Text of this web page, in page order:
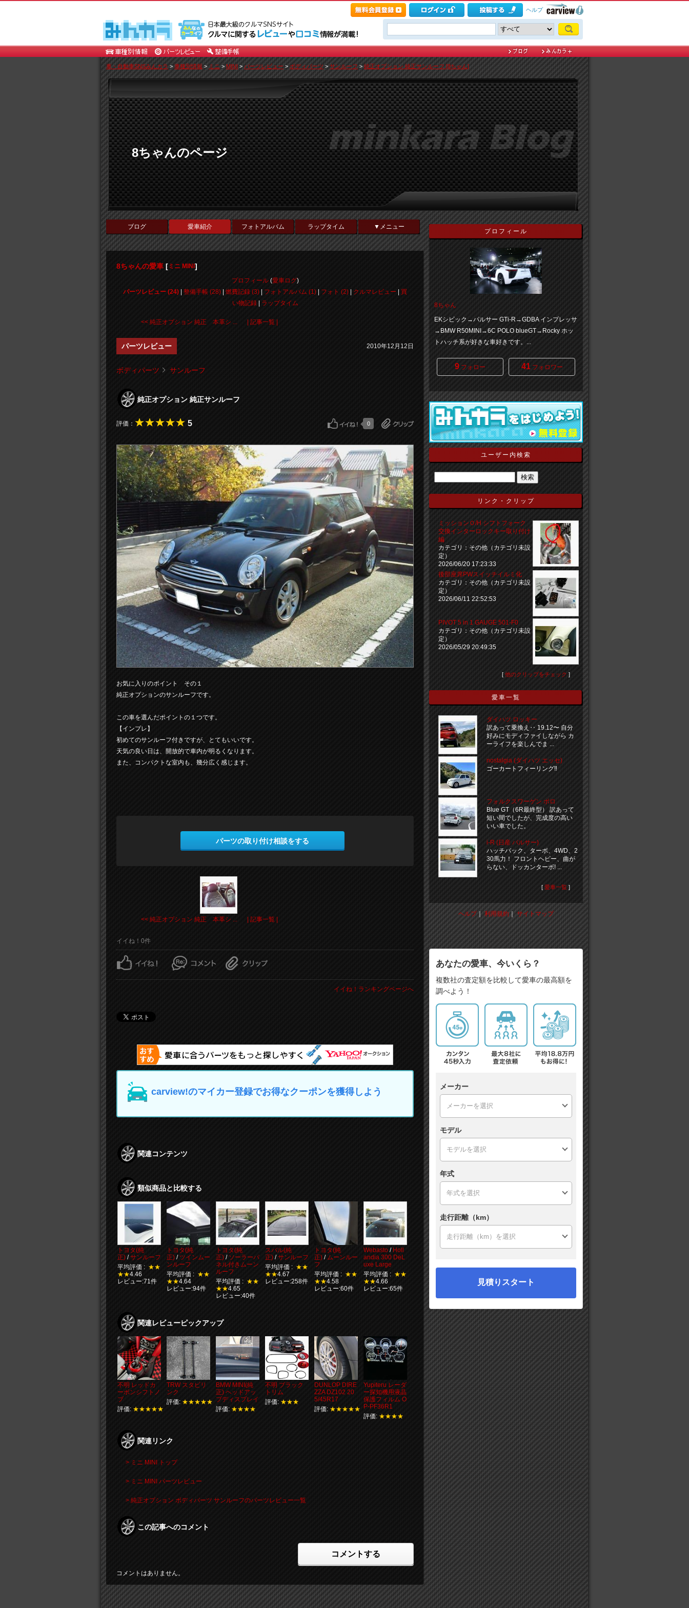
ヘルプ
車・自動車SNSみんカラ>車種別情報> ミニ>MINI>パーツレビュー>ボディパーツ>サンルーフ>純正オプション 純正サンルーフ [8ちゃん]
8ちゃんのページ
ブログ 愛車紹介 フォトアルバム ラップタイム ▼メニュー
8ちゃんの愛車 [ ミニ MINI ]
プロフィール(愛車ログ)
パーツレビュー (24)
整備手帳 (28) 燃費記録 (3) フォトアルバム (1) フォト (2) クルマレビュー
買
い物記録| ラップタイム
<< 純正オプション 純正 本革シ ... | 記事一覧 |
パーツレビュー 2010年12月12日
ボディパーツ サンルーフ
純正オプション 純正サンルーフ
評価： 5 0
お気に入りのポイント その１
純正オプションのサンルーフです。
この車を選んだポイントの１つです。
【インプレ】
初めてのサンルーフ付きですが、とてもいいです。
天気の良い日は、開放的で車内が明るくなります。
また、コンパクトな室内も、幾分広く感じます。
パーツの取り付け相談をする
<< 純正オプション 純正 本革シ ... | 記事一覧 |
イイね！0件
イイね！ランキングページへ
carview!のマイカー登録でお得なクーポンを獲得しよう
関連コンテンツ
類似商品と比較する
トヨタ(純
正) /サンルーフ
平均評価 : ★★
★★4.46
レビュー:71件
トヨタ(純
正) / ツインムー
ンルーフ
平均評価 : ★★
★★4.64
レビュー:94件
トヨタ(純
正) / ソーラーパ
ネル付きムーン
ルーフ
平均評価 : ★★
★★4.65
レビュー:40件
スバル(純
正) /サンルーフ
平均評価 : ★★
★★4.67
レビュー:258件
トヨタ(純
正) / ムーンルー
フ
平均評価 : ★★
★★4.58
レビュー:60件
Webasto / Holl
andia 300 DeL
uxe Large
平均評価 : ★★
★★4.66
レビュー:65件
関連レビューピックアップ
不明 レッドカ
ーボンシフトノ
ブ
評価: ★★★★★
TRW スタビリ
ンク
評価: ★★★★★
BMW MINI(純
正) ヘッドアッ
プディスプレイ
評価: ★★★★
不明 ブラック
トリム
評価: ★★★
DUNLOP DIRE
ZZA DZ102 20
5/45R17
評価: ★★★★★
Yupiteru レーダ
ー探知機用液晶
保護フィルム O
P-PF36R1
評価: ★★★★
関連リンク
> ミニ MINI トップ
> ミニ MINI パーツレビュー
> 純正オプション ボディパーツ サンルーフのパーツレビュー一覧
この記事へのコメント
コメントする
コメントはありません。
プロフィール
8ちゃん
EKシビック→パルサー GTi-R→GDBA インプレッサ
→BMW R50MINI→6C POLO blueGT→Rocky ホッ
トハッチ系が好きな車好きです。...
9 フォロー 41フォロワー
ユーザー内検索
リンク・クリップ
ミッションＯ/H シフトフォーク
交換インターロックキー取り付け
編
カテゴリ：その他（カテゴリ未設
定）
2026/06/20 17:23:33
後部座席PWスイッチイルミ化
カテゴリ：その他（カテゴリ未設
定）
2026/06/11 22:52:53
PIVOT 5 in 1 GAUGE 501-F0
カテゴリ：その他（カテゴリ未設
定）
2026/05/29 20:49:35
[ 他のクリップをチェック ]
愛車一覧
ダイハツ ロッキー
訳あって乗換え‥ 19.12〜 自分
好みにモディファイしながら カ
ーライフを楽しんでま ...
nostalgia (ダイハツ エッセ)
ゴーカートフィーリング‼️
フォルクスワーゲン ポロ
Blue GT（6R最終型） 訳あって
短い間でしたが、完成度の高い
いい車でした。
i-R (日産 パルサー)
ハッチバック、ターボ、4WD、2
30馬力！ フロントヘビー、曲が
らない、ドッカンターボ! ...
[ 愛車一覧 ]
ヘルプ｜利用規約｜ サイトマップ
あなたの愛車、今いくら？
複数社の査定額を比較して愛車の最高額を
調べよう！
メーカー
モデル
年式
走行距離（km）
見積りスタート